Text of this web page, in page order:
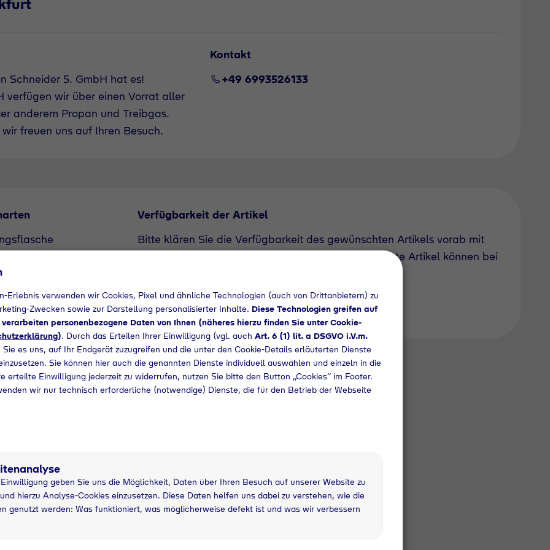
Schneider 5. GmbH hat es!
verfügen wir über einen Vorrat aller
anderem Propan und Treibgas.
freuen uns auf Ihren Besuch.
Kontakt
+49 6993526133
Verfügbarkeit der Artikel
Bitte klären Sie die Verfügbarkeit des gewünschten Artikels vorab mit
unserem Vertriebspartner. Auch derzeit nicht geführte Artikel können bei
+49 6993526133
5 kg Nutzung
5 kg
Erlebnis verwenden wir Cookies, Pixel und ähnliche Technologien (auch von Drittanbietern) zu
Zwecken sowie zur Darstellung personalisierter Inhalte. Diese Technologien greifen auf
personenbezogene Daten von Ihnen (näheres hierzu finden Sie unter Cookie-
). Durch das Erteilen Ihrer Einwilligung (vgl. auch Art. 6 (1) lit. a DSGVO i.V.m.
es uns, auf Ihr Endgerät zuzugreifen und die unter den Cookie-Details erläuterten Dienste
Sie können hier auch die genannten Dienste individuell auswählen und einzeln in die
erteilte Einwilligung jederzeit zu widerrufen, nutzen Sie bitte den Button „Cookies“ im Footer.
wir nur technisch erforderliche (notwendige) Dienste, die für den Betrieb der Webseite
geben Sie uns die Möglichkeit, Daten über Ihren Besuch auf unserer Website zu
hierzu Analyse-Cookies einzusetzen. Diese Daten helfen uns dabei zu verstehen, wie die
genutzt werden: Was funktioniert, was möglicherweise defekt ist und was wir verbessern